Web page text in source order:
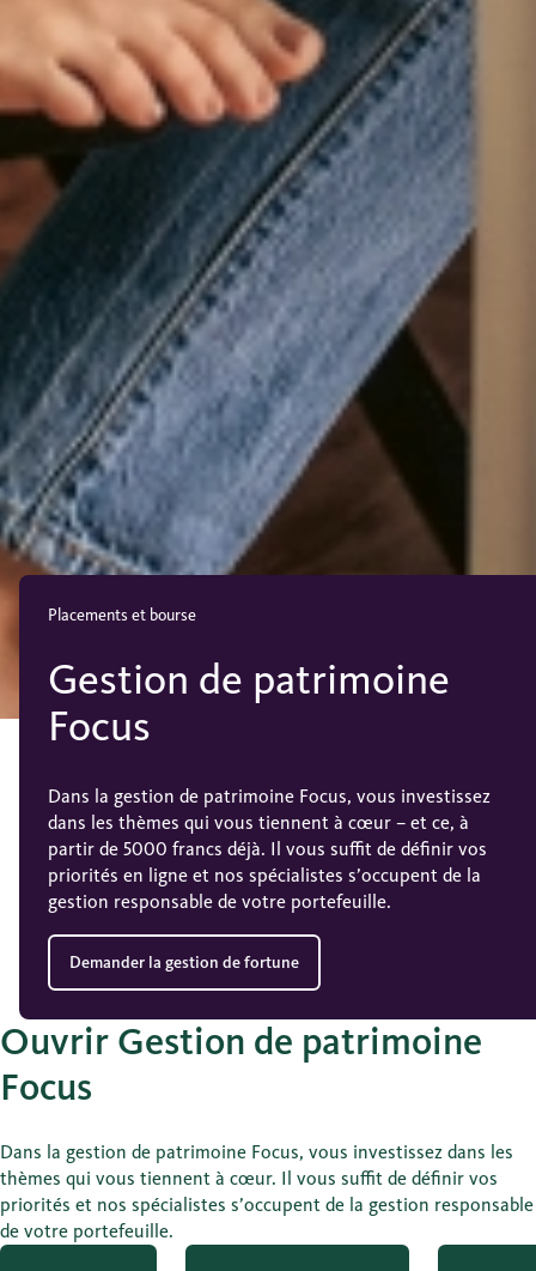
Placements et bourse
Gestion de patrimoine
Focus
Dans la gestion de patrimoine Focus, vous investissez
dans les thèmes qui vous tiennent à cœur – et ce, à
partir de 5000 francs déjà. Il vous suffit de définir vos
priorités en ligne et nos spécialistes s’occupent de la
gestion responsable de votre portefeuille.
Demander la gestion de fortune
Ouvrir Gestion de patrimoine
Focus
Dans la gestion de patrimoine Focus, vous investissez dans les
thèmes qui vous tiennent à cœur. Il vous suffit de définir vos
priorités et nos spécialistes s’occupent de la gestion responsable
de votre portefeuille.